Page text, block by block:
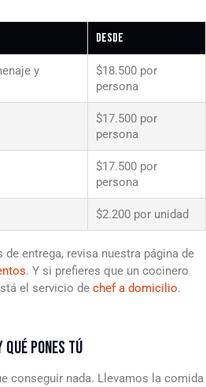
Desde
y
$18.500 por
persona
$17.500 por
persona
$17.500 por
persona
$2.200 por unidad
entrega, revisa nuestra página de
. Y si prefieres que un cocinero
el servicio de chef a domicilio.
QUÉ PONES TÚ
conseguir nada. Llevamos la comida